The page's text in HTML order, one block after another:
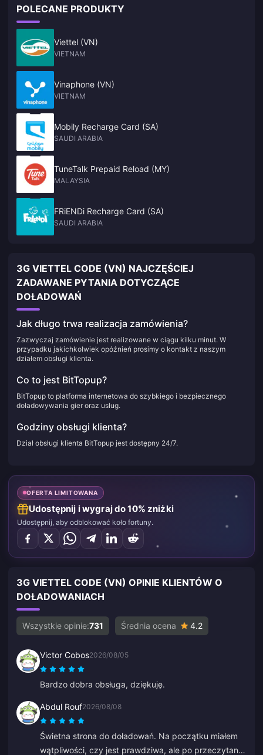
POLECANE PRODUKTY
Viettel (VN)
VIETNAM
Vinaphone (VN)
VIETNAM
Mobily Recharge Card (SA)
SAUDI ARABIA
TuneTalk Prepaid Reload (MY)
MALAYSIA
FRiENDi Recharge Card (SA)
SAUDI ARABIA
3G VIETTEL CODE (VN) NAJCZĘŚCIEJ
ZADAWANE PYTANIA DOTYCZĄCE
DOŁADOWAŃ
Jak długo trwa realizacja zamówienia?
Zazwyczaj zamówienie jest realizowane w ciągu kilku minut. W
przypadku jakichkolwiek opóźnień prosimy o kontakt z naszym
działem obsługi klienta.
Co to jest BitTopup?
BitTopup to platforma internetowa do szybkiego i bezpiecznego
doładowywania gier oraz usług.
Godziny obsługi klienta?
Dział obsługi klienta BitTopup jest dostępny 24/7.
OFERTA LIMITOWANA
Udostępnij i wygraj do 10% zniżki
Udostępnij, aby odblokować koło fortuny.
3G VIETTEL CODE (VN) OPINIE KLIENTÓW O
DOŁADOWANIACH
Wszystkie opinie:731 Średnia ocena 4.2
Victor Cobos2026/08/05
Bardzo dobra obsługa, dziękuję.
Abdul Rouf2026/08/08
Świetna strona do doładowań. Na początku miałem
wątpliwości, czy jest prawdziwa, ale po przeczytaniu